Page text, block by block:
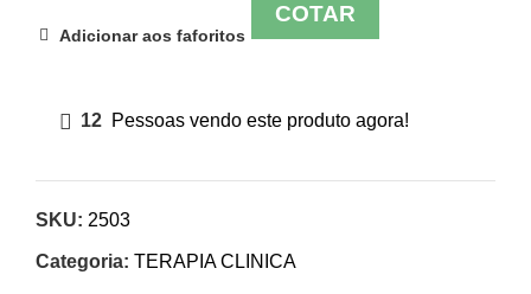
Adicionar aos faforitos
COTAR
12 Pessoas vendo este produto agora!
SKU: 2503
Categoria: TERAPIA CLINICA